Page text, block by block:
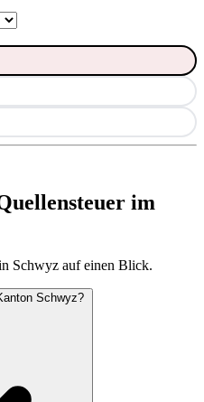
im
Schwyz auf einen Blick.
Schwyz?